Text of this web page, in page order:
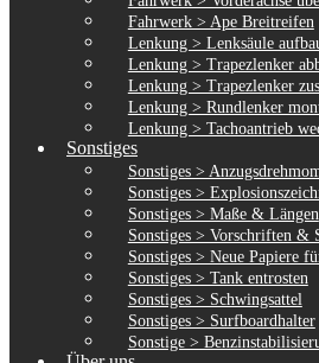
Fahrwerk > Ape Breitreifen
Lenkung > Lenksäule
Lenkung > Trapezlenker
Lenkung > Trapezlenker
Lenkung > Rundlenker
Lenkung > Tachoantrieb
Sonstiges
Sonstiges >
Sonstiges >
Sonstiges > Maße & Längen
Sonstiges > Vorschriften &
Sonstiges > Neue Papiere
Sonstiges > Tank entrosten
Sonstiges > Schwingsattel
Sonstiges > Surfboardhalter
Sonstige >